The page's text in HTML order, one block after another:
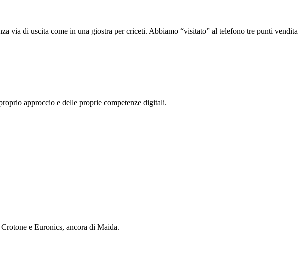
via di uscita come in una giostra per criceti. Abbiamo “visitato” al telefono tre punti vendita
approccio e delle proprie competenze digitali.
e Euronics, ancora di Maida.